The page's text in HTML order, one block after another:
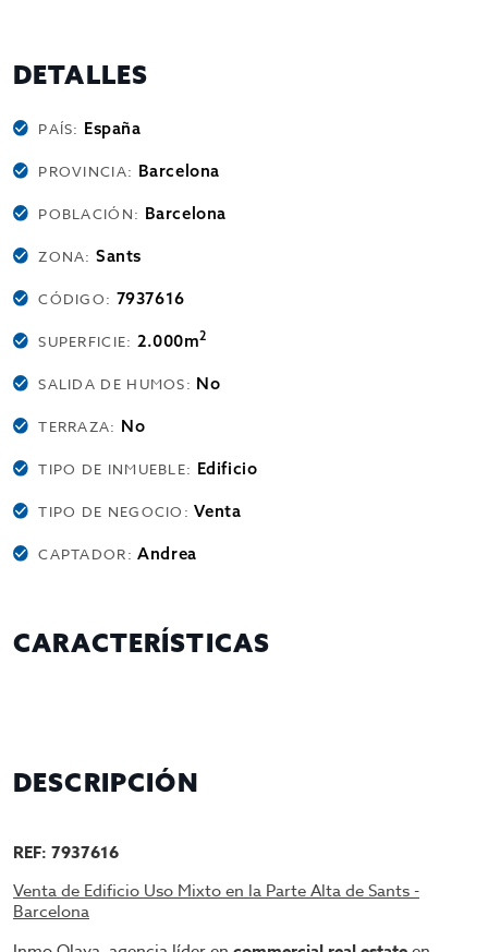
DETALLES
PAÍS: España
PROVINCIA: Barcelona
POBLACIÓN: Barcelona
ZONA:Sants
CÓDIGO: 7937616
SUPERFICIE: 2.000m2
SALIDA DE HUMOS: No
TERRAZA: No
TIPO DE INMUEBLE: Edificio
TIPO DE NEGOCIO:Venta
CAPTADOR:Andrea
CARACTERÍSTICAS
DESCRIPCIÓN
REF: 7937616
Venta de Edificio Uso Mixto en la Parte Alta de Sants -
Barcelona